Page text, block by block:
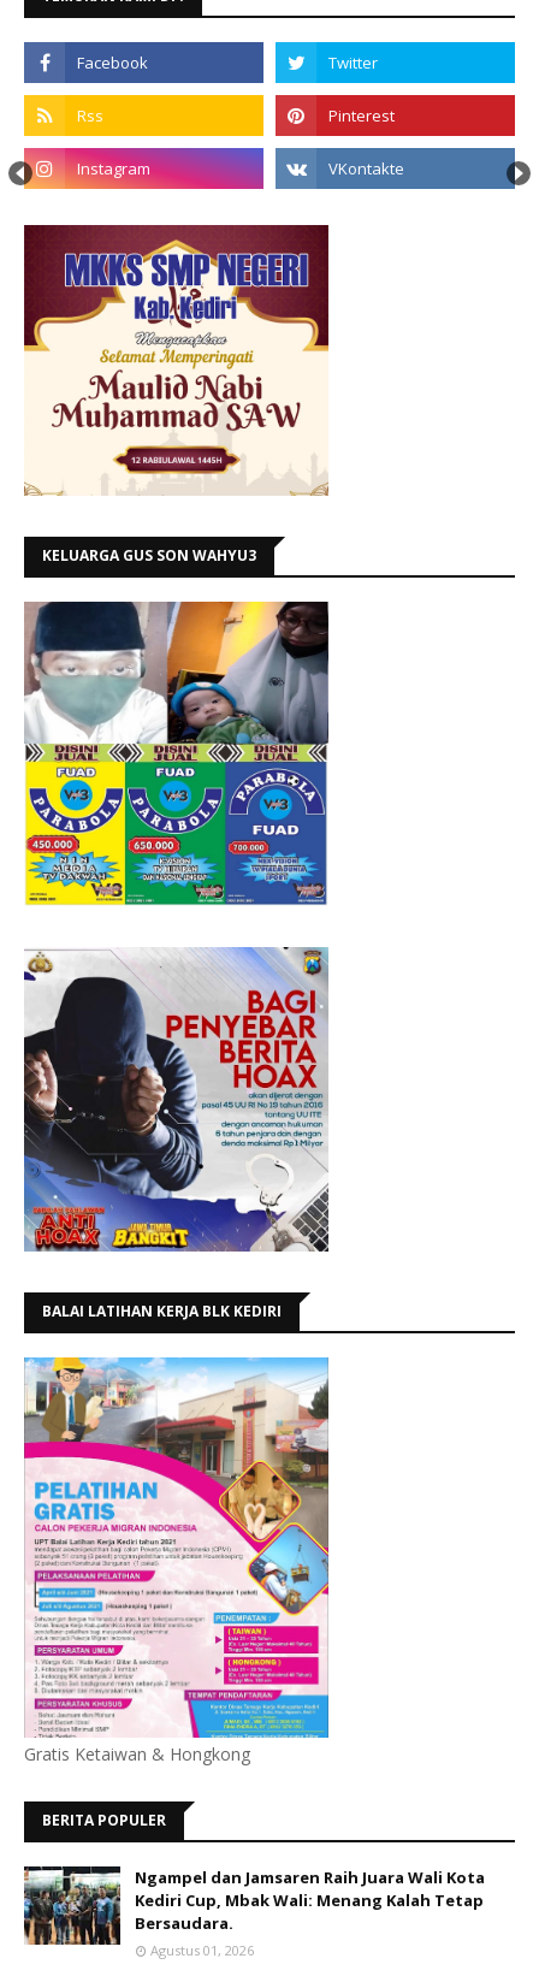
KELUARGA GUS SON WAHYU3
BALAI LATIHAN KERJA BLK KEDIRI
Gratis Ketaiwan & Hongkong
BERITA POPULER
Ngampel dan Jamsaren Raih Juara Wali Kota
Kediri Cup, Mbak Wali: Menang Kalah Tetap
Bersaudara.
Agustus 01, 2026